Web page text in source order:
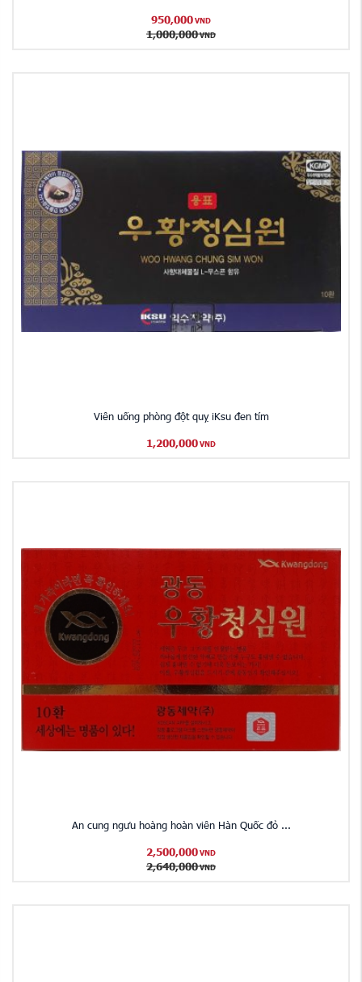
950,000 VND
1,000,000 VND
Viên uống phòng đột quỵ iKsu đen tím
1,200,000 VND
An cung ngưu hoàng hoàn viên Hàn Quốc đỏ ...
2,500,000 VND
2,640,000 VND